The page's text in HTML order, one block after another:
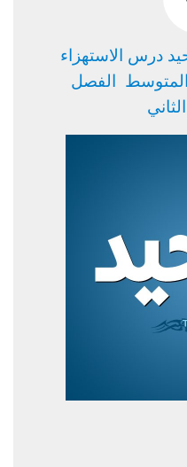
درس الاستهزاء
المتوسط الفصل